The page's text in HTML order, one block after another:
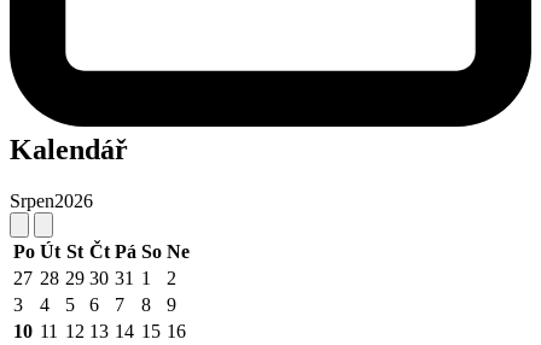
Kalendář
Srpen2026
Po Út St Čt Pá So Ne
27 28 29 30 31 1
2
3
4 5 6 7 8
9
10 11 12 13 14 15 16